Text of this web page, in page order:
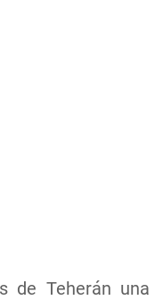
de Teherán una